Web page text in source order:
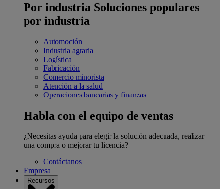
Por industria Soluciones populares
por industria
Automoción
Industria agraria
Logística
Fabricación
Comercio minorista
Atención a la salud
Operaciones bancarias y finanzas
Habla con el equipo de ventas
¿Necesitas ayuda para elegir la solución adecuada, realizar
una compra o mejorar tu licencia?
Contáctanos
Empresa
Recursos